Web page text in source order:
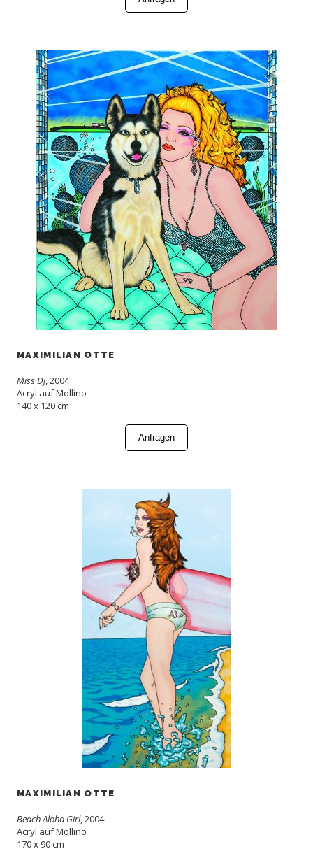
MAXIMILIAN OTTE
Miss Dj, 2004
Acryl auf Mollino
140 x 120 cm
Anfragen
MAXIMILIAN OTTE
Beach Aloha Girl, 2004
Acryl auf Mollino
170 x 90 cm